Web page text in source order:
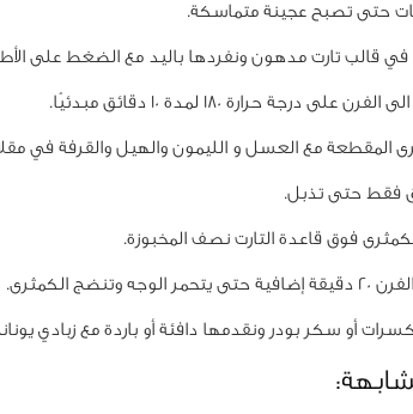
حتى تصبح عجينة متماسكة.
في قالب تارت مدهون ونفردها باليد مع الضغط على
على درجة حرارة 180 لمدة 10 دقائق مبدئيًا.
المقطعة مع العسل و الليمون والهيل والقرفة في
فوق قاعدة التارت نصف المخبوزة.
وتنضج الكمثرى.
أو سكر بودر ونقدمها دافئة أو باردة مع زبادي